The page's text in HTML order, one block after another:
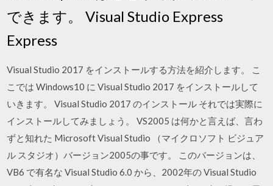
できます。 Visual Studio Express
Express
Visual Studio 2017 をインストールする方法を紹介します。 こ
こでは Windows10 に Visual Studio 2017 をインストールして
いきます。 Visual Studio 2017 のインストール それでは実際に
インストールしてみましょう。 VS2005 は何かと言えば、言わ
ずと知れた Microsoft Visual Studio （マイクロソフト ビジュア
ル スタジオ）バージョン2005の事です。 このバージョンは、
VB6 で有名な Visual Studio 6.0 から、2002年の Visual Studio